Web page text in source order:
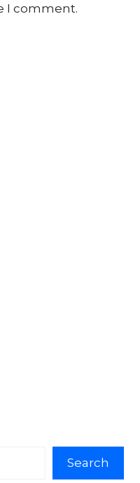
I comment.
Search